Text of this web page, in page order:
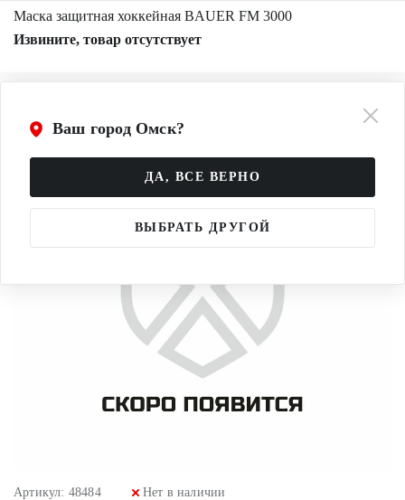
Ваш город Омск?
ДА, ВСЕ ВЕРНО
ВЫБРАТЬ ДРУГОЙ
Артикул: 48484 Нет в наличии
Маска защитная хоккейная BAUER FM 3000
Извините, товар отсутствует